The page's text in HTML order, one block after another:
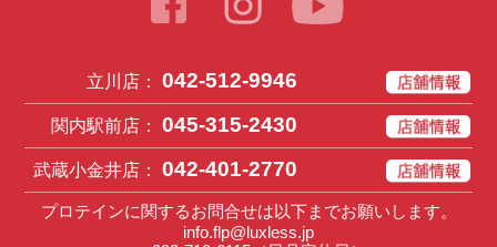
立川店： 042-512-9946
関内駅前店： 045-315-2430
武蔵小金井店： 042-401-2770
プロテインに関するお問合せは以下までお願いします。
info.flp@luxless.jp